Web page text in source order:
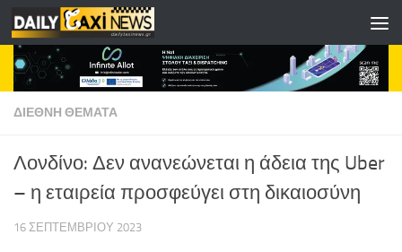
Skip to content
ΔΙΕΘΝΗ ΘΕΜΑΤΑ
Λονδίνο: Δεν ανανεώνεται η άδεια της Uber
– η εταιρεία προσφεύγει στη δικαιοσύνη
16 ΣΕΠΤΕΜΒΡΊΟΥ 2023